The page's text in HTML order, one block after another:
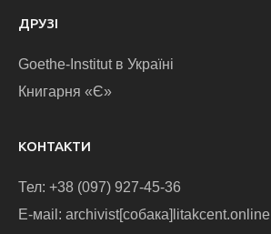
ДРУЗІ
Goethe-Institut в Україні
Книгарня «Є»
КОНТАКТИ
Тел: +38 (097) 927-45-36
E-маіl: archivist[собака]litakcent.online